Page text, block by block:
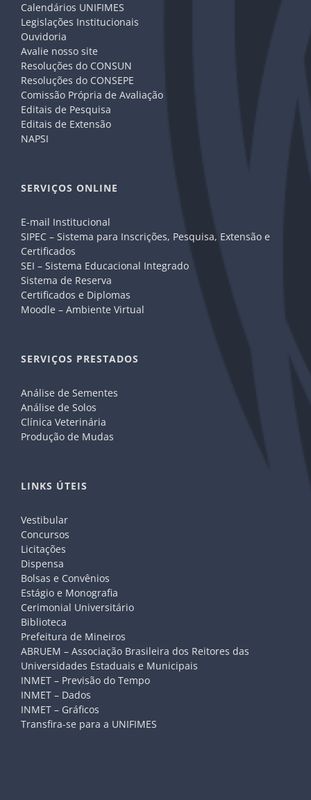
Calendários UNIFIMES
Legislações Institucionais
Ouvidoria
Avalie nosso site
Resoluções do CONSUN
Resoluções do CONSEPE
Comissão Própria de Avaliação
Editais de Pesquisa
Editais de Extensão
NAPSI
SERVIÇOS ONLINE
E-mail Institucional
SIPEC – Sistema para Inscrições, Pesquisa, Extensão e
Certificados
SEI – Sistema Educacional Integrado
Sistema de Reserva
Certificados e Diplomas
Moodle – Ambiente Virtual
SERVIÇOS PRESTADOS
Análise de Sementes
Análise de Solos
Clínica Veterinária
Produção de Mudas
LINKS ÚTEIS
Vestibular
Concursos
Licitações
Dispensa
Bolsas e Convênios
Estágio e Monografia
Cerimonial Universitário
Biblioteca
Prefeitura de Mineiros
ABRUEM – Associação Brasileira dos Reitores das
Universidades Estaduais e Municipais
INMET – Previsão do Tempo
INMET – Dados
INMET – Gráficos
Transfira-se para a UNIFIMES